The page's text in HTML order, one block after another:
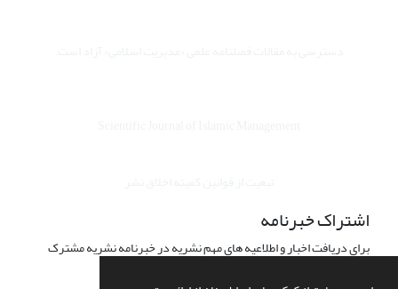
اشتراک خبرنامه
برای دریافت اخبار و اطلاعیه های مهم نشریه در خبرنامه نشریه مشترک